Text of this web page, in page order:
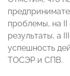
проблемы, на
результаты, а
успешность
ТОСЭР и СПВ.